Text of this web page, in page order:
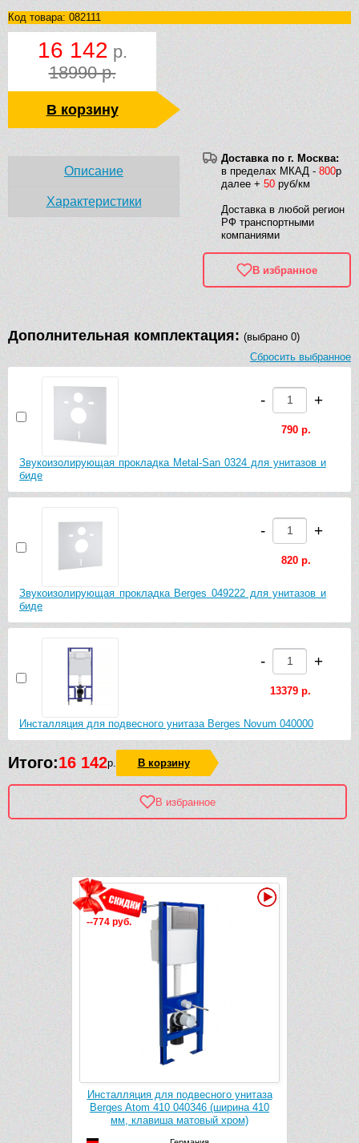
Код товара: 082111
16 142 р.
18990 р.
В корзину
Доставка по г. Москва:
в пределах МКАД - 800р
далее + 50 руб/км
Доставка в любой регион
РФ транспортными
компаниями
В избранное
Описание
Характеристики
Дополнительная комплектация: (выбрано 0)
Сбросить выбранное
Звукоизолирующая прокладка Metal-San 0324 для унитазов и
биде
- +
790 р.
Звукоизолирующая прокладка Berges 049222 для унитазов и
биде
- +
820 р.
Инсталляция для подвесного унитаза Berges Novum 040000
- +
13379 р.
Итого:16 142р. В корзину
В избранное
Видео
--774 руб.
Инсталляция для подвесного унитаза
Berges Atom 410 040346 (ширина 410
мм, клавиша матовый хром)
--278 руб.